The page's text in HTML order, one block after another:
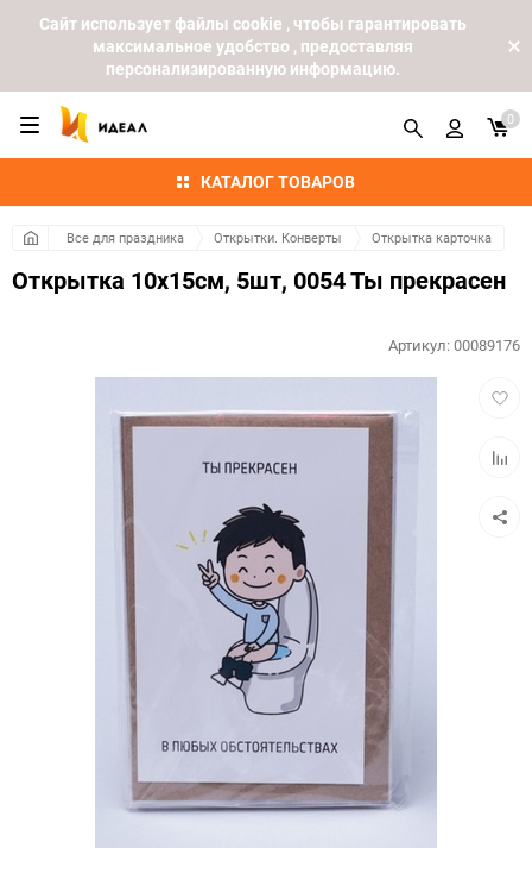
Cайт использует файлы cookie , чтобы гарантировать
максимальное удобство , предоставляя
персонализированную информацию.
КАТАЛОГ ТОВАРОВ
0
Все для праздника Открытки. Конверты Открытка карточка
Открытка 10х15см, 5шт, 0054 Ты прекрасен
Артикул:00089176